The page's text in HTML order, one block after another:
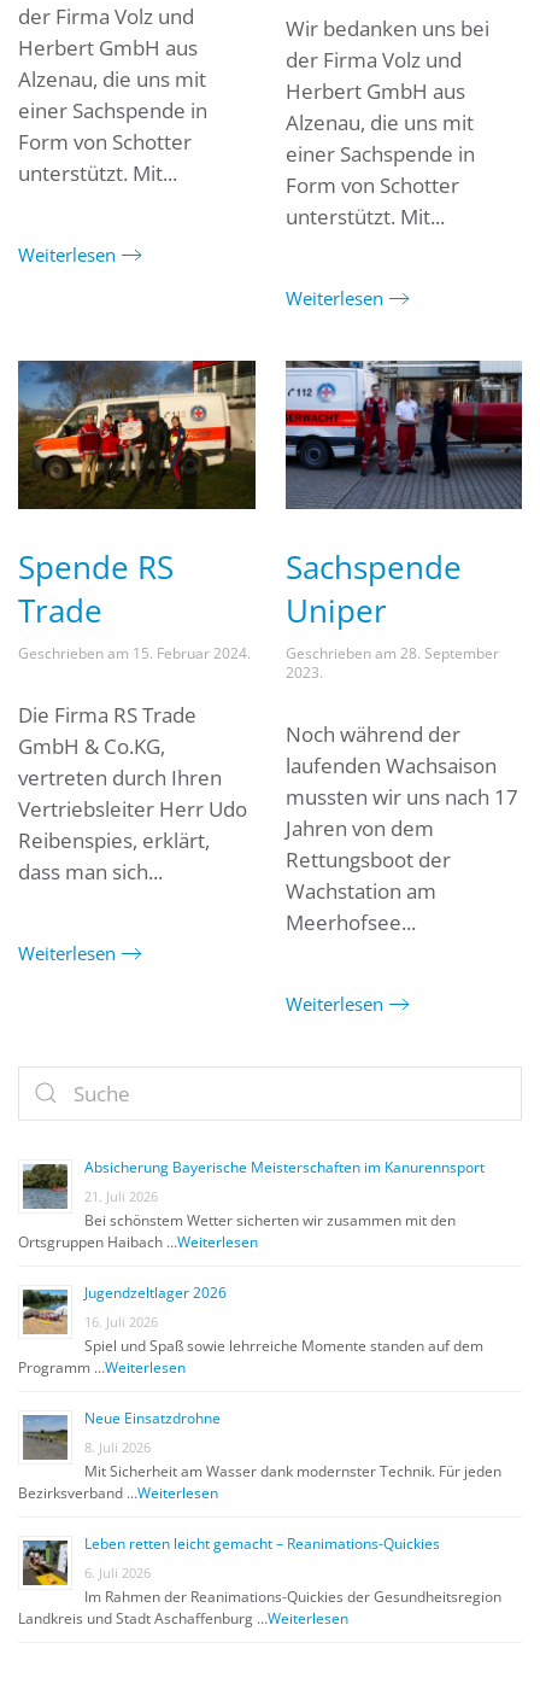
der Firma Volz und
Herbert GmbH aus
Alzenau, die uns mit
einer Sachspende in
Form von Schotter
unterstützt. Mit...
Weiterlesen
Wir bedanken uns bei
der Firma Volz und
Herbert GmbH aus
Alzenau, die uns mit
einer Sachspende in
Form von Schotter
unterstützt. Mit...
Weiterlesen
Spende RS
Trade
Geschrieben am 15. Februar 2024.
Die Firma RS Trade
GmbH & Co.KG,
vertreten durch Ihren
Vertriebsleiter Herr Udo
Reibenspies, erklärt,
dass man sich...
Weiterlesen
Sachspende
Uniper
Geschrieben am 28. September
2023.
Noch während der
laufenden Wachsaison
mussten wir uns nach 17
Jahren von dem
Rettungsboot der
Wachstation am
Meerhofsee...
Weiterlesen
Absicherung Bayerische Meisterschaften im Kanurennsport
21. Juli 2026
Bei schönstem Wetter sicherten wir zusammen mit den
Ortsgruppen Haibach …Weiterlesen
Jugendzeltlager 2026
16. Juli 2026
Spiel und Spaß sowie lehrreiche Momente standen auf dem
Programm …Weiterlesen
Neue Einsatzdrohne
8. Juli 2026
Mit Sicherheit am Wasser dank modernster Technik. Für jeden
Bezirksverband …Weiterlesen
Leben retten leicht gemacht – Reanimations-Quickies
6. Juli 2026
Im Rahmen der Reanimations-Quickies der Gesundheitsregion
Landkreis und Stadt Aschaffenburg …Weiterlesen